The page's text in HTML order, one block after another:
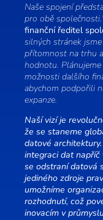
Naše spojení
pro obě
finanční ředitel
silných stránek
přítomnost na trhu
hodnotu.
možnosti dalšího
abychom podpořili
expanze.
Naší vizí je
že se staneme
datové
integraci dat
se odstraní datová
jediného zdroje
umožníme
rozhodnutí, což
inovacím v